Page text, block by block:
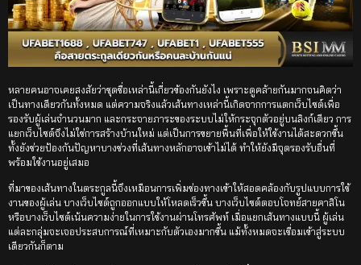
หลายคนอาจเคยสงสัยว่าชุดชื่อเหล่านี้เกี่ยวข้องกันยังไง เพราะดูคล้ายกันมากจนคิดว่า
เป็นทางเดียวกันทั้งหมด แต่ความจริงแล้วเส้นทางเหล่านี้เกิดจากการแตกเว็บไซต์เพื่อ
รองรับผู้เล่นจำนวนมาก และกระจายภาระของระบบไม่ให้กระจุกตัวอยู่บนลิงก์เดียว การ
แยกเว็บไซต์จึงไม่ใช่การสร้างบ้านใหม่ แต่เป็นการขยายพื้นที่เพื่อให้ใช้งานได้สะดวกขึ้น
ทั้งยังช่วยป้องกันปัญหาบางช่วงที่เส้นทางหลักอาจเข้าไม่ได้ ทำให้ยังมีจุดรองรับอื่นที่
พร้อมใช้งานอยู่เสมอ
ที่มาของเส้นทางในตระกูลนี้จึงเหมือนการเพิ่มช่องทางเข้าให้สอดคล้องกับรูปแบบการใช้
งานของผู้เล่น บางเว็บไซต์ถูกออกแบบให้โหลดเร็วขึ้น บางเว็บไซต์ตอบโจทย์สายคาสิโน
หรือบางเว็บไซต์เน้นความง่ายในการใช้งานผ่านโทรศัพท์ เมื่อแยกเส้นทางแบบนี้ ผู้เล่น
แต่ละกลุ่มจะเจอประสบการณ์ที่เหมาะกับตัวเองมากขึ้น แม้ทั้งหมดจะเชื่อมเข้าสู่ระบบ
เดียวกันก็ตาม